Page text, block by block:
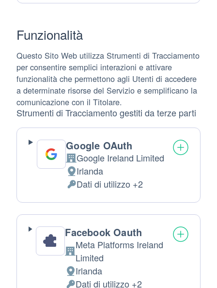
Funzionalità
Questo Sito Web utilizza Strumenti di Tracciamento
per consentire semplici interazioni e attivare
funzionalità che permettono agli Utenti di accedere
a determinate risorse del Servizio e semplificano la
comunicazione con il Titolare.
Strumenti di Tracciamento gestiti da terze parti
Google OAuth
Azienda:
Google Ireland Limited
Luogo del trattamento:
Irlanda
Dati Personali trattati:
Dati di utilizzo +2
Facebook Oauth
Azienda:
Meta Platforms Ireland
Limited
Luogo del trattamento:
Irlanda
Dati di utilizzo +2